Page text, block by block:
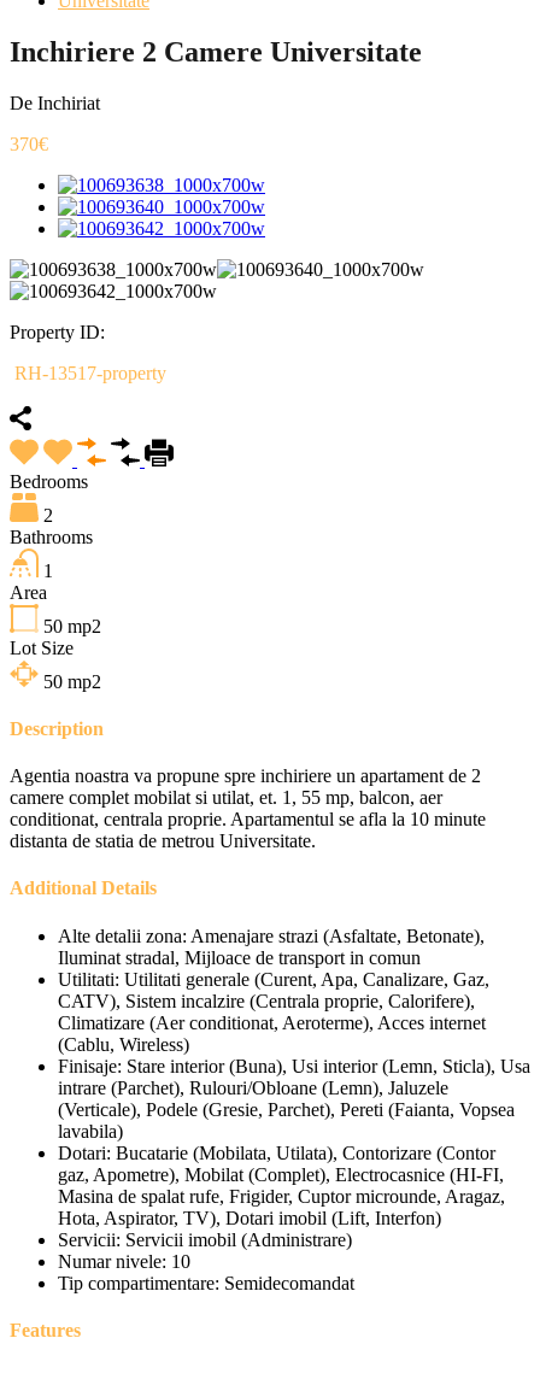
Inchiriere 2 Camere Universitate
De Inchiriat
370€
Property ID:
RH-13517-property
Bedrooms
2
Bathrooms
1
Area
50 mp2
Lot Size
50 mp2
Description
Agentia noastra va propune spre inchiriere un apartament de 2
camere complet mobilat si utilat, et. 1, 55 mp, balcon, aer
conditionat, centrala proprie. Apartamentul se afla la 10 minute
distanta de statia de metrou Universitate.
Additional Details
Alte detalii zona: Amenajare strazi (Asfaltate, Betonate),
Iluminat stradal, Mijloace de transport in comun
Utilitati: Utilitati generale (Curent, Apa, Canalizare, Gaz,
CATV), Sistem incalzire (Centrala proprie, Calorifere),
Climatizare (Aer conditionat, Aeroterme), Acces internet
(Cablu, Wireless)
Finisaje: Stare interior (Buna), Usi interior (Lemn, Sticla), Usa
intrare (Parchet), Rulouri/Obloane (Lemn), Jaluzele
(Verticale), Podele (Gresie, Parchet), Pereti (Faianta, Vopsea
lavabila)
Dotari: Bucatarie (Mobilata, Utilata), Contorizare (Contor
gaz, Apometre), Mobilat (Complet), Electrocasnice (HI-FI,
Masina de spalat rufe, Frigider, Cuptor microunde, Aragaz,
Hota, Aspirator, TV), Dotari imobil (Lift, Interfon)
Servicii: Servicii imobil (Administrare)
Numar nivele: 10
Tip compartimentare: Semidecomandat
Features